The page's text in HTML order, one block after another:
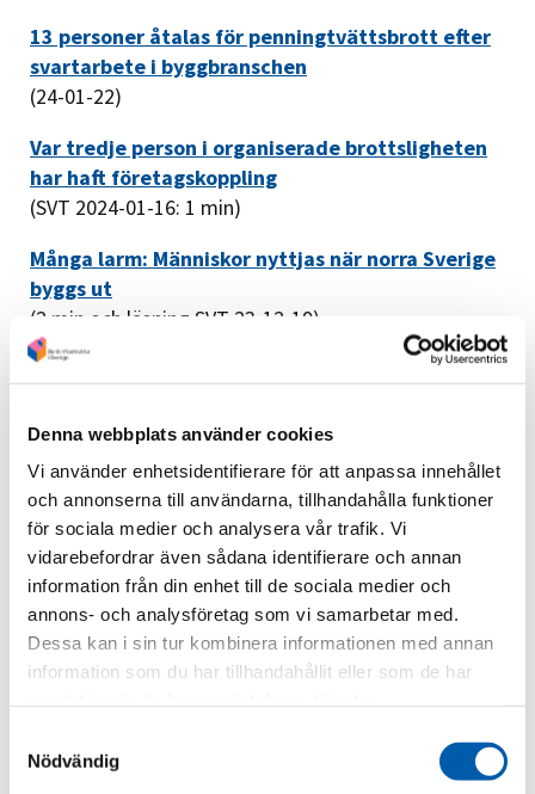
Denna webbplats använder cookies
Vi använder enhetsidentifierare för att anpassa innehållet
och annonserna till användarna, tillhandahålla funktioner
för sociala medier och analysera vår trafik. Vi
vidarebefordrar även sådana identifierare och annan
information från din enhet till de sociala medier och
annons- och analysföretag som vi samarbetar med.
Dessa kan i sin tur kombinera informationen med annan
information som du har tillhandahållit eller som de har
Nödvändig
13 personer åtalas för penningtvättsbrott efter
svartarbete i byggbranschen
(24-01-22)
Var tredje person i organiserade brottsligheten
har haft företagskoppling
(SVT 2024-01-16: 1 min)
Många larm: Människor nyttjas när norra Sverige
byggs ut
(2 min och läsning SVT 23-12-19)
Flest arbetsplatsolyckor på 15 år (62st)
Hållbar byggbransch – nu börjar det gälla -
Byggindustrin
(23-11-17)
Fortsatta brister vid kontroller av byggen i
Stockholm | Skatteverket
(23-10-04)
Byggnads: Osannolikt slöseri med våra
skattepengar (aftonbladet.se)